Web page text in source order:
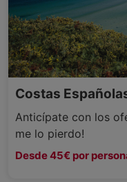
Costas
Anticípate con los
me lo pierdo!
Desde 45€ por